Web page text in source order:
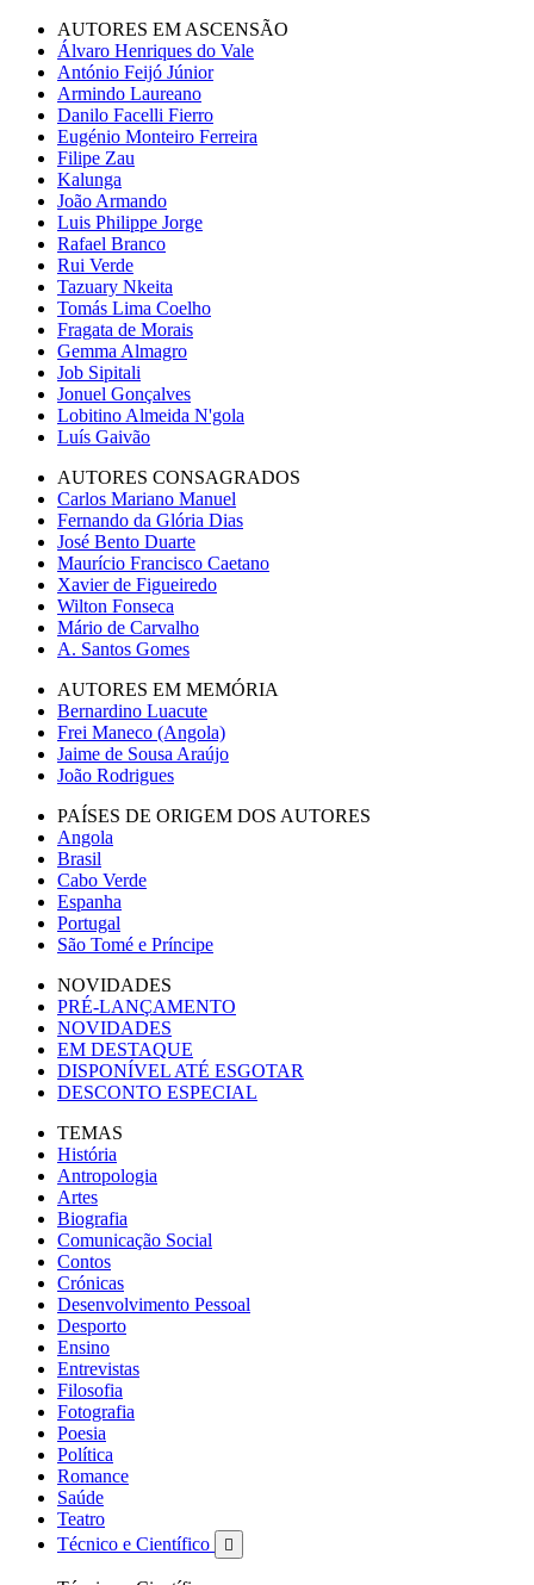
AUTORES EM ASCENSÃO
Álvaro Henriques do Vale
António Feijó Júnior
Armindo Laureano
Danilo Facelli Fierro
Eugénio Monteiro Ferreira
Filipe Zau
Kalunga
João Armando
Luis Philippe Jorge
Rafael Branco
Rui Verde
Tazuary Nkeita
Tomás Lima Coelho
Fragata de Morais
Gemma Almagro
Job Sipitali
Jonuel Gonçalves
Lobitino Almeida N'gola
Luís Gaivão
AUTORES CONSAGRADOS
Carlos Mariano Manuel
Fernando da Glória Dias
José Bento Duarte
Maurício Francisco Caetano
Xavier de Figueiredo
Wilton Fonseca
Mário de Carvalho
A. Santos Gomes
AUTORES EM MEMÓRIA
Bernardino Luacute
Frei Maneco (Angola)
Jaime de Sousa Araújo
João Rodrigues
PAÍSES DE ORIGEM DOS AUTORES
Angola
Brasil
Cabo Verde
Espanha
Portugal
São Tomé e Príncipe
NOVIDADES
PRÉ-LANÇAMENTO
NOVIDADES
EM DESTAQUE
DISPONÍVEL ATÉ ESGOTAR
DESCONTO ESPECIAL
TEMAS
História
Antropologia
Artes
Biografia
Comunicação Social
Contos
Crónicas
Desenvolvimento Pessoal
Desporto
Ensino
Entrevistas
Filosofia
Fotografia
Poesia
Política
Romance
Saúde
Teatro
Técnico e Científico
